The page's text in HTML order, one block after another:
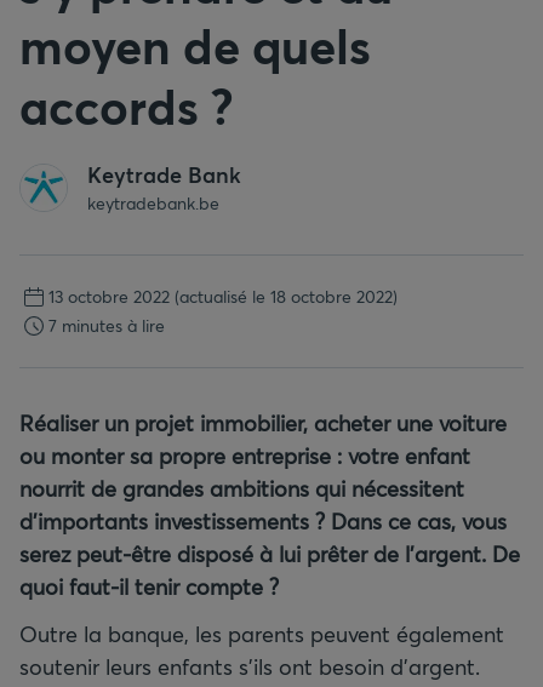
moyen de quels
accords ?
Keytrade Bank
keytradebank.be
13 octobre 2022 (actualisé le 18 octobre 2022)
7 minutes à lire
Réaliser un projet immobilier, acheter une voiture
ou monter sa propre entreprise : votre enfant
nourrit de grandes ambitions qui nécessitent
d'importants investissements ? Dans ce cas, vous
serez peut-être disposé à lui prêter de l'argent. De
quoi faut-il tenir compte ?
Outre la banque, les parents peuvent également
soutenir leurs enfants s’ils ont besoin d’argent.